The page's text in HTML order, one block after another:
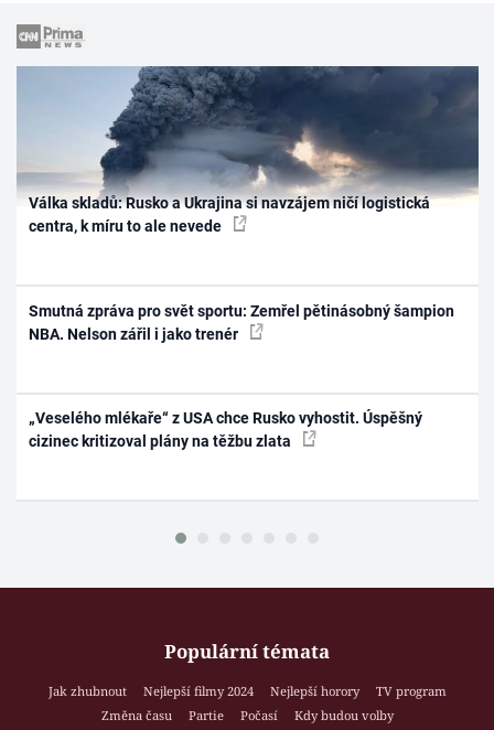
Válka skladů: Rusko a Ukrajina si navzájem ničí logistická
centra, k míru to ale nevede
Smutná zpráva pro svět sportu: Zemřel pětinásobný šampion
NBA. Nelson zářil i jako trenér
„Veselého mlékaře“ z USA chce Rusko vyhostit. Úspěšný
cizinec kritizoval plány na těžbu zlata
Populární témata
Jak zhubnout Nejlepší filmy 2024 Nejlepší horory
TV program
Změna času
Partie Počasí
Kdy budou volby